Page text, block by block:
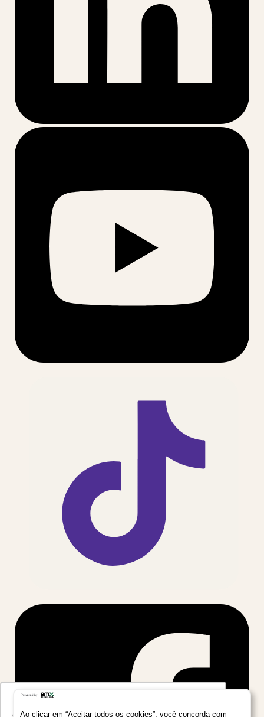
Utilizamos seus dados para oferecer uma
experiência mais relevante ao analisar e
Ao clicar em “Aceitar todos os cookies”, você concorda com